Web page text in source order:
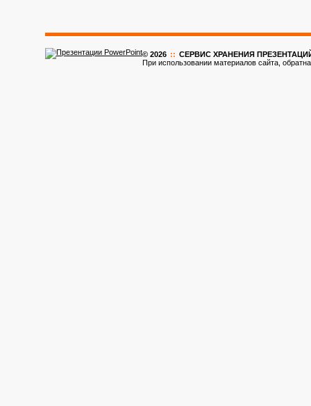
© 2026 :: CЕРВИС ХРАНЕНИЯ ПРЕЗЕНТАЦИЙ
При использовании материалов сайта,